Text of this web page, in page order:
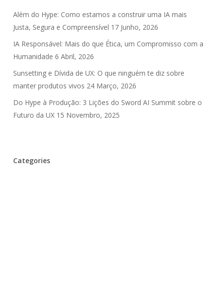
Além do Hype: Como estamos a construir uma IA mais
Justa, Segura e Compreensível 17 Junho, 2026
IA Responsável: Mais do que Ética, um Compromisso com a
Humanidade 6 Abril, 2026
Sunsetting e Dívida de UX: O que ninguém te diz sobre
manter produtos vivos 24 Março, 2026
Do Hype à Produção: 3 Lições do Sword AI Summit sobre o
Futuro da UX 15 Novembro, 2025
Categories